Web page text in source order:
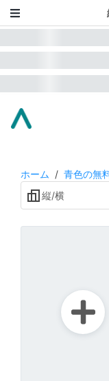
ホーム / 青色の無
縦/横